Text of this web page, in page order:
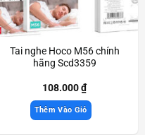
Tai nghe Hoco M56 chính
hãng Scd3359
108.000₫
Thêm Vào Giỏ